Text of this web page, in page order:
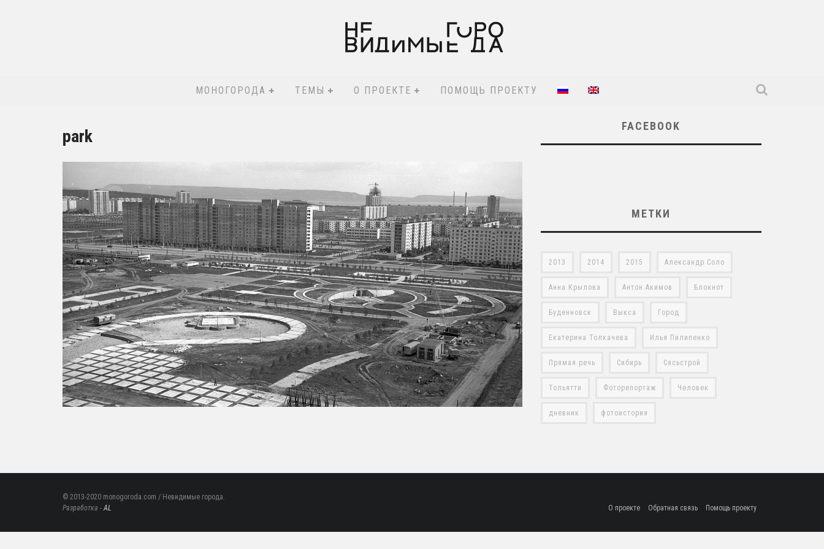
МОНОГОРОДА ТЕМЫ О ПРОЕКТЕ ПОМОЩЬ ПРОЕКТУ
park
FACEBOOK
МЕТКИ
2013 2014 2015 Александр Соло
Анна Крылова Антон Акимов Блокнот
Буденновск Выкса Город
Екатерина Толкачева Илья Пилипенко
Прямая речь Сибирь Сясьстрой
Тольятти Фоторепортаж Человек
дневник фотоистория
© 2013-2020 monogoroda.com / Невидимые города.
Разработка -AL О проекте Обратная связь Помощь проекту